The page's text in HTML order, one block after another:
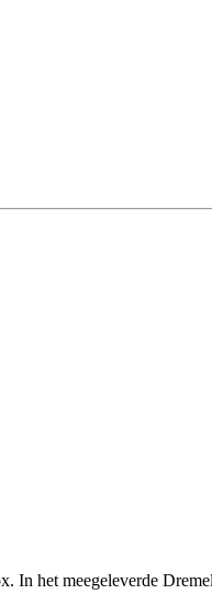
In het meegeleverde